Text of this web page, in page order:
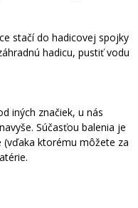
stačí do hadicovej spojky
hadicu, pustiť vodu
iných značiek, u nás
Súčasťou balenia je
(vďaka ktorému môžete za